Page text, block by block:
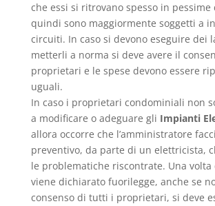
che essi si ritrovano spesso in pessime
quindi sono maggiormente soggetti a
circuiti. In caso si devono eseguire dei
metterli a norma si deve avere il
proprietari e le spese devono essere
uguali.
In caso i proprietari condominiali non
a modificare o adeguare gli Impianti
allora occorre che l’amministratore
preventivo, da parte di un elettricista,
le problematiche riscontrate. Una volta
viene dichiarato fuorilegge, anche se
consenso di tutti i proprietari, si deve